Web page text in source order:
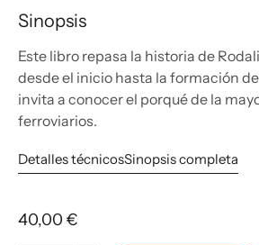
Sinopsis
Este libro repasa la historia de
desde el inicio hasta la formación de
invita a conocer el porqué de la
ferroviarios.
Detalles técnicosSinopsis completa
40,00 €